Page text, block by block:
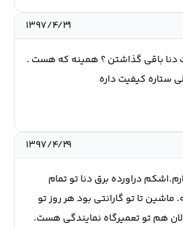
۱۳۹۷/۴/۳۱
دنا باقی گذاشتن ؟ همینه که هست .
ستاره کیفیت داره
۱۳۹۷/۴/۲۹
به دوستان دنا ۹۵ دارم.اشکم دراورده برق دنا تو تمام
ماشین تا تو گارانتی بود هر روز تو
هم تو تعمیرگاه نمایندگی هست.